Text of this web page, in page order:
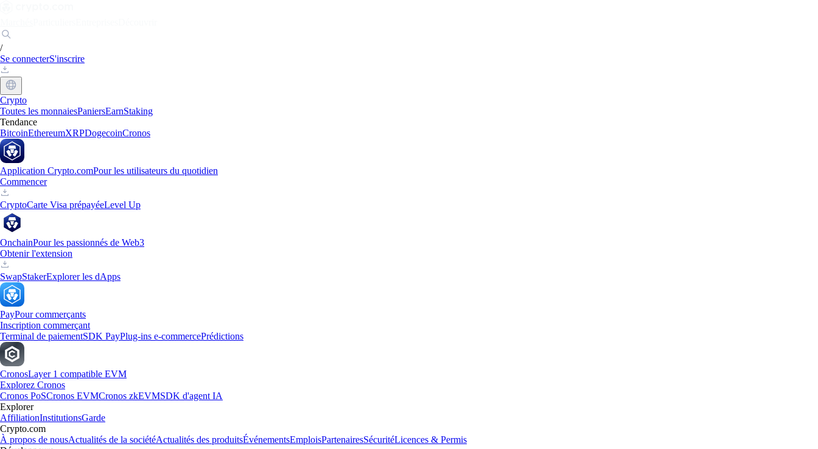
/
Se connecterS'inscrire
Crypto
Toutes les monnaiesPaniersEarnStaking
Tendance
BitcoinEthereumXRPDogecoinCronos
Application Crypto.comPour les utilisateurs du quotidien
Commencer
CryptoCarte Visa prépayéeLevel Up
OnchainPour les passionnés de Web3
Obtenir l'extension
SwapStakerExplorer les dApps
PayPour commerçants
Inscription commerçant
Terminal de paiementSDK PayPlug-ins e-commercePrédictions
CronosLayer 1 compatible EVM
Explorez Cronos
Cronos PoSCronos EVMCronos zkEVMSDK d'agent IA
Explorer
AffiliationInstitutionsGarde
Crypto.com
À propos de nousActualités de la sociétéActualités des produitsÉvénementsEmploisPartenairesSécuritéLicences & Permis